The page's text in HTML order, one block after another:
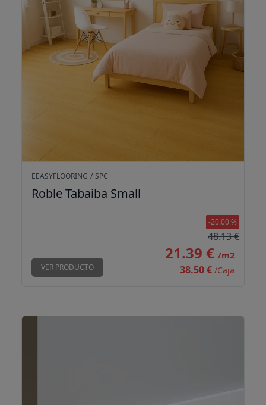
EEASYFLOORING / SPC
Roble Tabaiba Small
VER PRODUCTO
-20.00 %
48.13 €
21.39 € /m2
38.50 € /Caja